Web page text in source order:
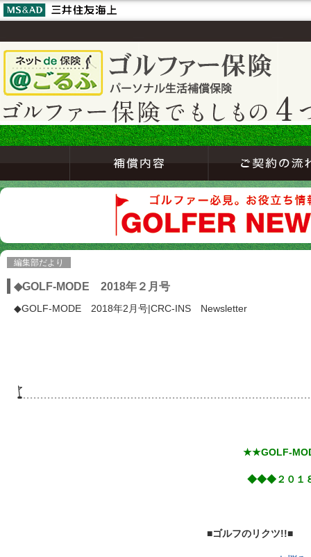
編集部だより
◆GOLF-MODE 2018年２月号
◆GOLF-MODE 2018年2月号|CRC-INS Newsletter
★★GOLF-
◆◆◆２０１
■ゴルフのリクツ!!■